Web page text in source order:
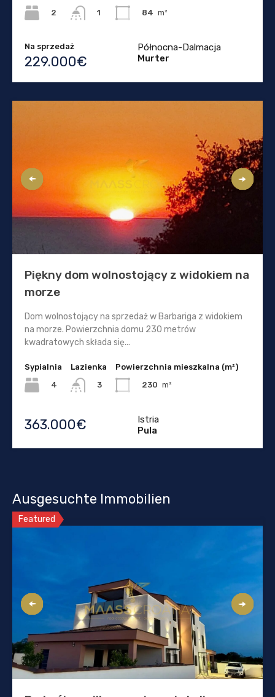
2
1
84 m²
Na sprzedaż
229.000€
Północna-Dalmacja
Murter
Piękny dom wolnostojący z widokiem na
morze
Dom wolnostojący na sprzedaż w Barbariga z widokiem
na morze. Powierzchnia domu 230 metrów
kwadratowych składa się...
Sypialnia
4
Lazienka
3
Powierzchnia mieszkalna (m²)
230 m²
363.000€
Istria
Pula
Ausgesuchte Immobilien
Featured